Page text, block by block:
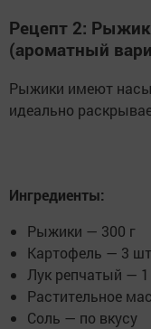
Рецепт 2:
(ароматный
Рыжики имеют
идеально
Ингредиенты:
Рыжики — 300 г
Картофель — 3
Лук репчатый —
Растительное
Соль — по вкусу